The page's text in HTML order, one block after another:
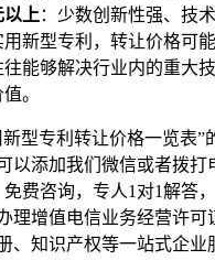
以上：少数创新性强、技
用新型专利，转让价格可
往能够解决行业内的重大
。
型专利转让价格一览表”
以添加我们微信或者拨打
免费咨询，专人1对1解答
理增值电信业务经营许可
、知识产权等一站式企业